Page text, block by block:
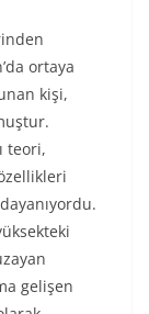
ortaya
kişi,
teori,
gelişen